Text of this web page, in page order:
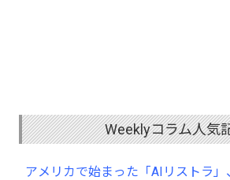
Weeklyコラム人気
アメリカで始まった「AIリストラ」